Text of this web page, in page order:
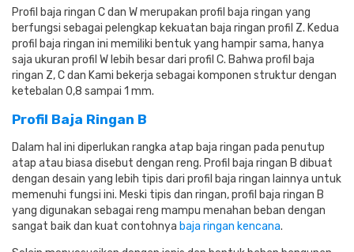
Profil baja ringan C dan W merupakan profil baja ringan yang
berfungsi sebagai pelengkap kekuatan baja ringan profil Z. Kedua
profil baja ringan ini memiliki bentuk yang hampir sama, hanya
saja ukuran profil W lebih besar dari profil C. Bahwa profil baja
ringan Z, C dan Kami bekerja sebagai komponen struktur dengan
ketebalan 0,8 sampai 1 mm.
Profil Baja Ringan B
Dalam hal ini diperlukan rangka atap baja ringan pada penutup
atap atau biasa disebut dengan reng. Profil baja ringan B dibuat
dengan desain yang lebih tipis dari profil baja ringan lainnya untuk
memenuhi fungsi ini. Meski tipis dan ringan, profil baja ringan B
yang digunakan sebagai reng mampu menahan beban dengan
sangat baik dan kuat contohnya baja ringan kencana.